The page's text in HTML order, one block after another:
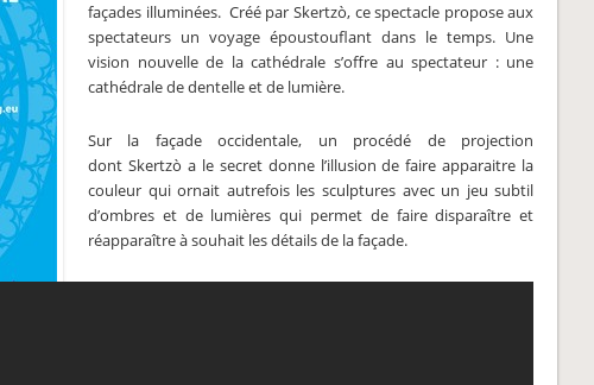
façades illuminées. Créé par Skertzò, ce spectacle propose aux
spectateurs un voyage époustouflant dans le temps. Une
vision nouvelle de la cathédrale s’offre au spectateur : une
cathédrale de dentelle et de lumière.
Sur la façade occidentale, un procédé de projection
dont Skertzò a le secret donne l’illusion de faire apparaitre la
couleur qui ornait autrefois les sculptures avec un jeu subtil
d’ombres et de lumières qui permet de faire disparaître et
réapparaître à souhait les détails de la façade.